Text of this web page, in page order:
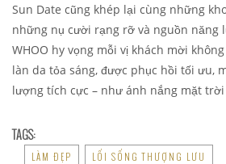
Sun Date cũng khép lại cùng những
những nụ cười rạng rỡ và nguồn năng
WHOO hy vọng mỗi vị khách mời
làn da tỏa sáng, được phục hồi tối ưu,
lượng tích cực – như ánh nắng mặt
TAGS:
LÀM ĐẸP LỐI SỐNG THƯỢNG LƯU